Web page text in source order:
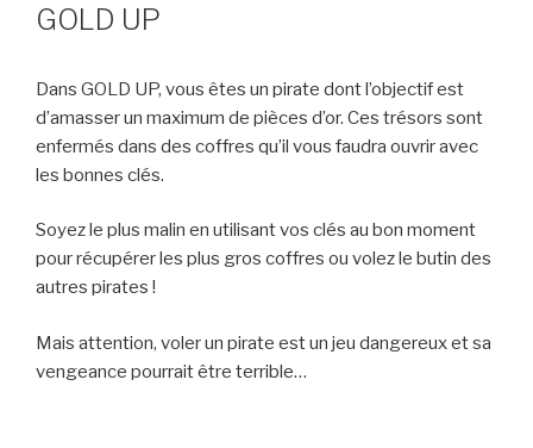
GOLD UP
Dans GOLD UP, vous êtes un pirate dont l’objectif est
d’amasser un maximum de pièces d’or. Ces trésors sont
enfermés dans des coffres qu’il vous faudra ouvrir avec
les bonnes clés.
Soyez le plus malin en utilisant vos clés au bon moment
pour récupérer les plus gros coffres ou volez le butin des
autres pirates !
Mais attention, voler un pirate est un jeu dangereux et sa
vengeance pourrait être terrible…